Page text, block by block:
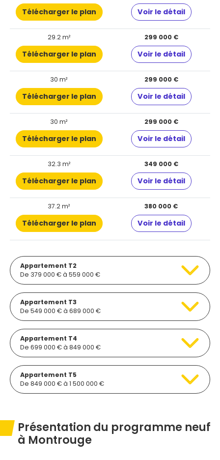
Télécharger le plan Voir le détail
29.2 m² 299 000 €
Télécharger le plan Voir le détail
30 m² 299 000 €
Télécharger le plan Voir le détail
30 m² 299 000 €
Télécharger le plan Voir le détail
32.3 m² 349 000 €
Télécharger le plan Voir le détail
37.2 m² 380 000 €
Télécharger le plan Voir le détail
Appartement T2
De 379 000 € à 559 000 €
Appartement T3
De 549 000 € à 689 000 €
Appartement T4
De 699 000 € à 849 000 €
Appartement T5
De 849 000 € à 1 500 000 €
Présentation du programme neuf
à Montrouge